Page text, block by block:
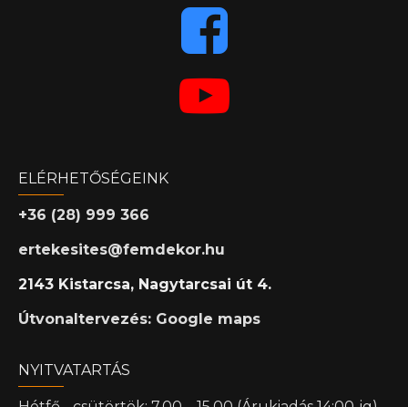
ELÉRHETŐSÉGEINK
+36 (28) 999 366
ertekesites@femdekor.hu
2143 Kistarcsa, Nagytarcsai út 4.
Útvonaltervezés: Google maps
NYITVATARTÁS